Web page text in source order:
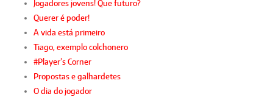
Jogadores jovens! Que futuro?
Querer é poder!
A vida está primeiro
Tiago, exemplo colchonero
#Player’s Corner
Propostas e galhardetes
O dia do jogador